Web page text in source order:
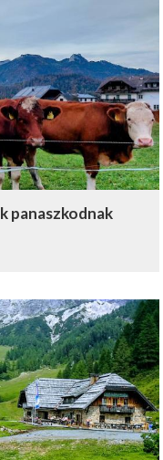
panaszkodnak